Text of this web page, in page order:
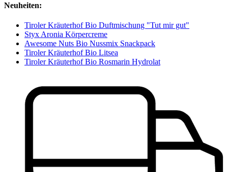
Neuheiten:
Tiroler Kräuterhof Bio Duftmischung "Tut mir gut"
Styx Aronia Körpercreme
Awesome Nuts Bio Nussmix Snackpack
Tiroler Kräuterhof Bio Litsea
Tiroler Kräuterhof Bio Rosmarin Hydrolat